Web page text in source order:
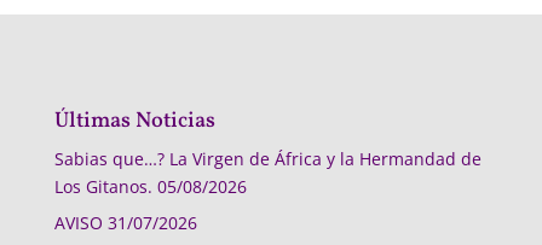
Últimas Noticias
Sabias que…? La Virgen de África y la Hermandad de
Los Gitanos. 05/08/2026
AVISO 31/07/2026